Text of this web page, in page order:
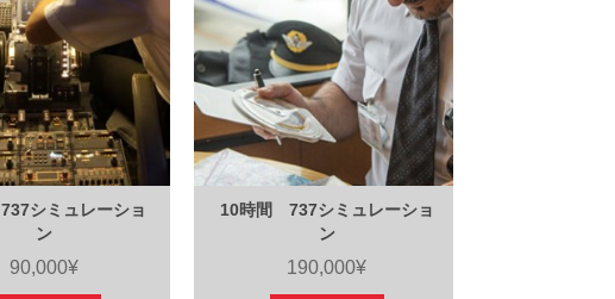
シミュレーショ
ン
90,000¥
10時間 737シミュレーショ
ン
190,000¥